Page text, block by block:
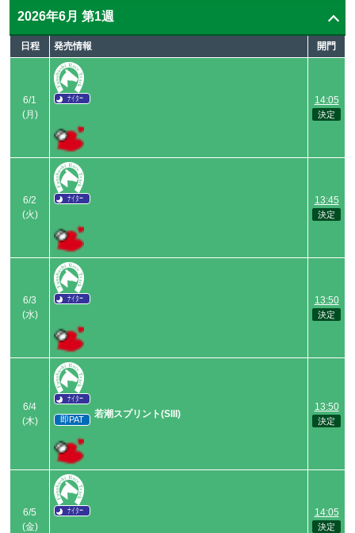
2026年6月 第1週
日程 発売情報 開門
6/1
(月)
ナイター 14:05
6/2
(火)
ナイター 13:45
6/3
(水)
ナイター 13:50
6/4
(木)
ナイター
即PAT 若潮スプリント(SIII)
13:50
6/5
(金)
ナイター 14:05